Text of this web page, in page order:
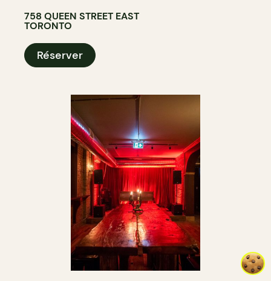
758 QUEEN STREET EAST
TORONTO
Réserver